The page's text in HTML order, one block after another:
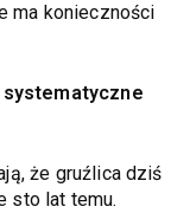
ma konieczności
że gruźlica dziś
sto lat temu.